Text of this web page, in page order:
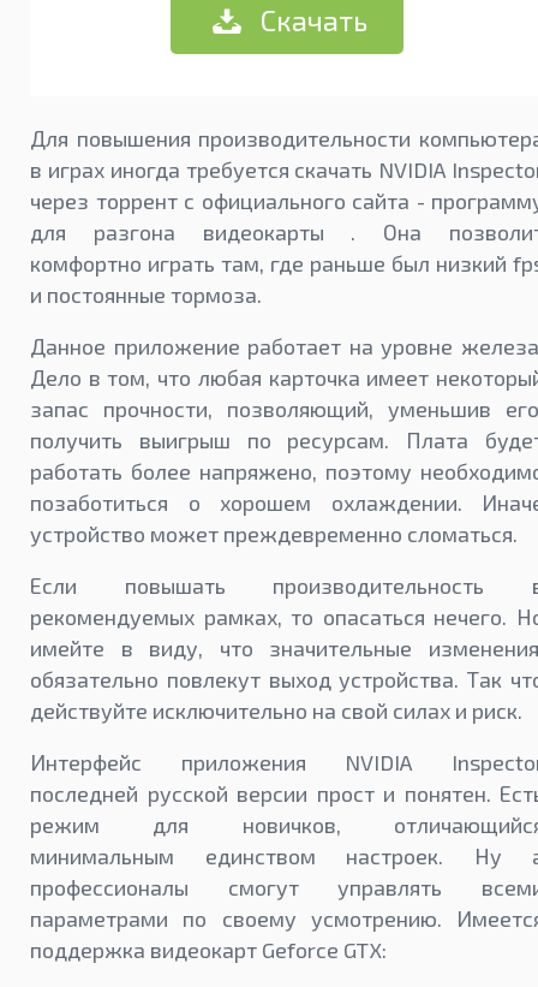
Скачать
Для повышения производительности
в играх иногда требуется скачать NVIDIA
через торрент с официального сайта -
для разгона видеокарты . Она
комфортно играть там, где раньше был низкий
и постоянные тормоза.
Данное приложение работает на уровне
Дело в том, что любая карточка имеет
запас прочности, позволяющий, уменьшив
получить выигрыш по ресурсам. Плата
работать более напряжено, поэтому
позаботиться о хорошем охлаждении.
устройство может преждевременно сломаться.
Если повышать производительность
рекомендуемых рамках, то опасаться нечего.
имейте в виду, что значительные
обязательно повлекут выход устройства. Так
действуйте исключительно на свой силах и риск.
Интерфейс приложения NVIDIA
последней русской версии прост и понятен.
режим для новичков,
минимальным единством настроек. Ну
профессионалы смогут управлять
параметрами по своему усмотрению.
поддержка видеокарт Geforce GTX: